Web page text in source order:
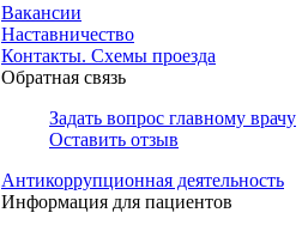
Вакансии
Наставничество
Контакты. Схемы проезда
Обратная связь
Задать вопрос главному врачу
Оставить отзыв
Антикоррупционная деятельность
Информация для пациентов